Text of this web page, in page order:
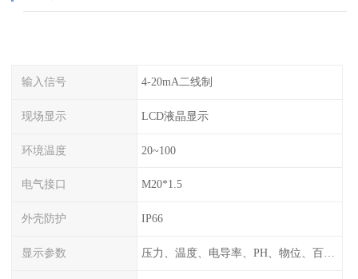
输入信号 4-20mA二线制
现场显示 LCD液晶显示
环境温度 20~100
电气接口 M20*1.5
外壳防护 IP66
显示参数 压力、温度、电导率、PH、物位、百分比率